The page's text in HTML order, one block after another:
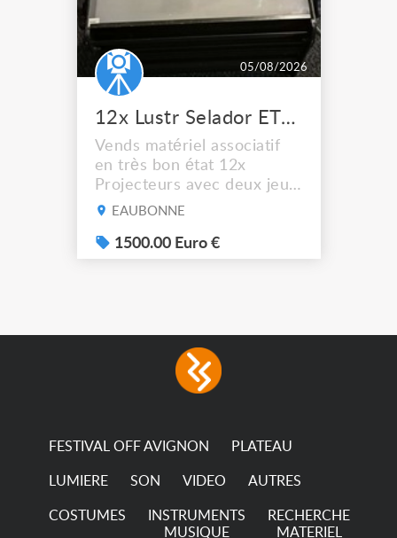
05/08/2026
12x Lustr Selador ETC Led 7x colors filtres
Vends matériel associatif
en très bon état 12x
Projecteurs avec deux jeux
de filtre filtre Lustr Selador
system – seven colour
LEDs providing the
consumption The
permanence of a 50,000-
EAUBONNE
1500.00 Euro €
FESTIVAL OFF AVIGNON PLATEAU
LUMIERE SON VIDEO AUTRES
COSTUMES
INSTRUMENTS
MUSIQUE
RECHERCHE
MATERIEL